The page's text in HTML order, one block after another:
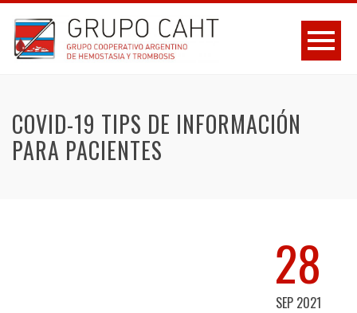
COVID-19 TIPS DE INFORMACIÓN
PARA PACIENTES
28
SEP 2021